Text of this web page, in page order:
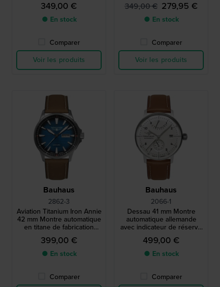
allemande avec date
349,00 €
● En stock
Comparer
Voir les produits
349,00 € 279,95 €
● En stock
Comparer
Voir les produits
Bauhaus
2862-3
Aviation Titanium Iron Annie
42 mm Montre automatique
en titane de fabrication
allemande avec date du
jour
399,00 €
● En stock
Comparer
Bauhaus
2066-1
Dessau 41 mm Montre
automatique allemande
avec indicateur de réserve
de marche et cadran 24h
499,00 €
● En stock
Comparer